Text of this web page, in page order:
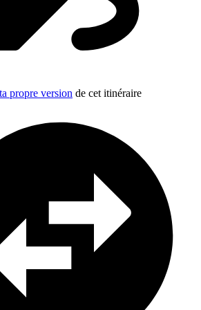
propre version de cet itinéraire